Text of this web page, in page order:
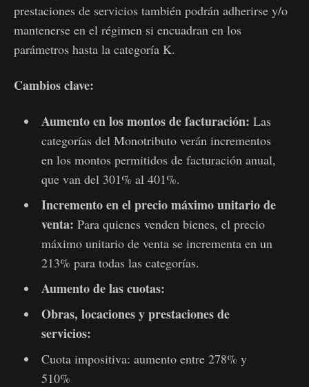
prestaciones de servicios también podrán adherirse y/o
mantenerse en el régimen si encuadran en los
parámetros hasta la categoría K.
Cambios clave:
Aumento en los montos de facturación: Las
categorías del Monotributo verán incrementos
en los montos permitidos de facturación anual,
que van del 301% al 401%.
Incremento en el precio máximo unitario de
venta: Para quienes venden bienes, el precio
máximo unitario de venta se incrementa en un
213% para todas las categorías.
Aumento de las cuotas:
Obras, locaciones y prestaciones de
servicios:
Cuota impositiva: aumento entre 278% y
510%